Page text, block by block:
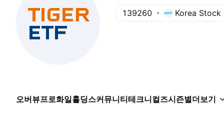
139260 Korea Stock
오버뷰프로화일홀딩스커뮤니티테크니컬즈시즌별더보기